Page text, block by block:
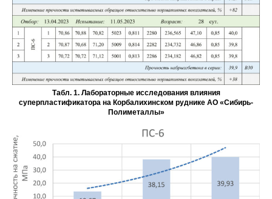
Табл. 1. Лабораторные исследования влияния
суперпластификатора на Корбалихинском руднике АО «Сибирь-
Полиметаллы»